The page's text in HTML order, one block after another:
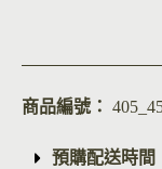
商品編號：
預購配送時間